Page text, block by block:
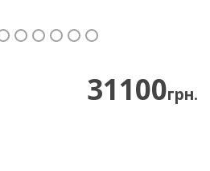
31100грн.